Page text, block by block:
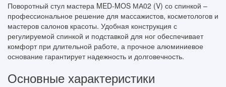
Поворотный стул мастера MED-MOS МА02 (V) со спинкой –
профессиональное решение для массажистов, косметологов и
мастеров салонов красоты. Удобная конструкция с
регулируемой спинкой и подставкой для ног обеспечивает
комфорт при длительной работе, а прочное алюминиевое
основание гарантирует надежность и долговечность.
Основные характеристики